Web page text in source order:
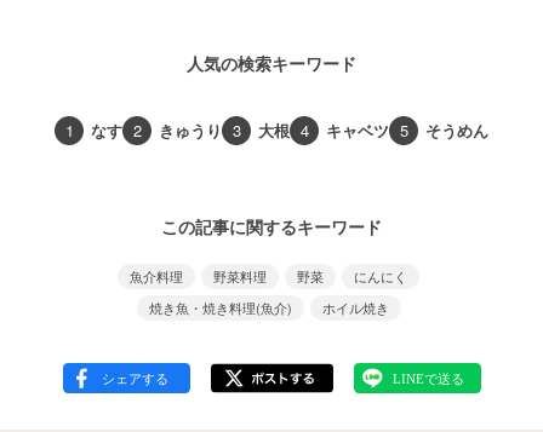
人気の検索キーワード
1 なす 2 きゅうり 3 大根 4 キャベツ 5 そうめん
この記事に関するキーワード
魚介料理 野菜料理 野菜
にんにく
焼き魚・焼き料理(魚介)
ホイル焼き